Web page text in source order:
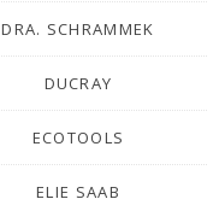
DRA. SCHRAMMEK
DUCRAY
ECOTOOLS
ELIE SAAB